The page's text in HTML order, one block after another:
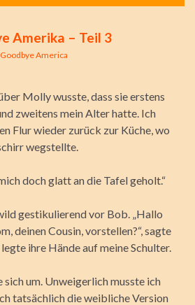
Amerika – Teil 3
Goodbye America
Molly wusste, dass sie erstens
zweitens mein Alter hatte. Ich
Flur wieder zurück zur Küche, wo
wegstellte.
doch glatt an die Tafel geholt.“
gestikulierend vor Bob.
„Hallo
deinen Cousin, vorstellen?“, sagte
ihre Hände auf meine Schulter.
sich um. Unweigerlich musste ich
tatsächlich die weibliche Version